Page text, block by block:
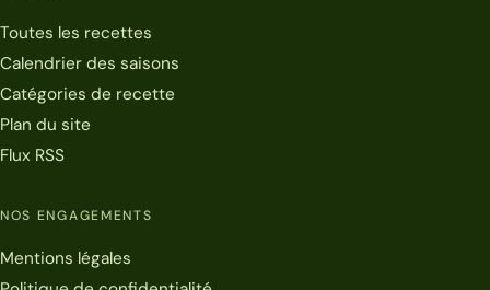
Toutes les recettes
Calendrier des saisons
Catégories de recette
Plan du site
Flux RSS
NOS ENGAGEMENTS
Mentions légales